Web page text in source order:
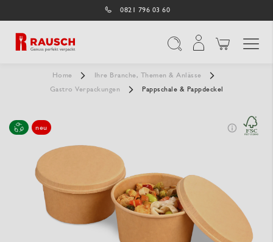
0821 796 03 60
Home
Ihre Branche, Themen & Anlässe
Gastro Verpackungen
Pappschale & Pappdeckel
neu